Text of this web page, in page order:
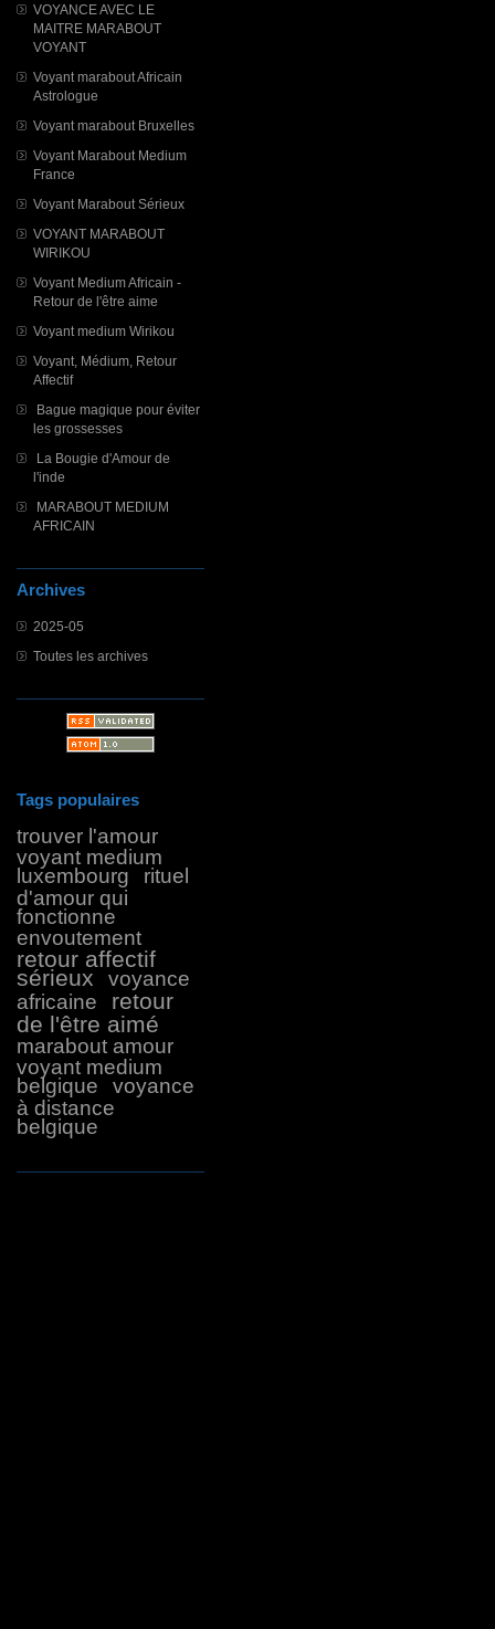
VOYANCE AVEC LE
MAITRE MARABOUT
VOYANT
Voyant marabout Africain
Astrologue
Voyant marabout Bruxelles
Voyant Marabout Medium
France
Voyant Marabout Sérieux
VOYANT MARABOUT
WIRIKOU
Voyant Medium Africain -
Retour de l'être aime
Voyant medium Wirikou
Voyant, Médium, Retour
Affectif
Bague magique pour éviter
les grossesses
La Bougie d'Amour de
l'inde
MARABOUT MEDIUM
AFRICAIN
Archives
2025-05
Toutes les archives
Tags populaires
trouver l'amour
voyant medium
luxembourg
rituel
d'amour qui
fonctionne
envoutement
retour affectif
sérieux
voyance
africaine
retour
de l'être aimé
marabout amour
voyant medium
belgique
voyance
à distance
belgique